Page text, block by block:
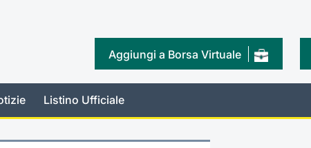
Aggiungi a Borsa Virtuale
Listino Ufficiale